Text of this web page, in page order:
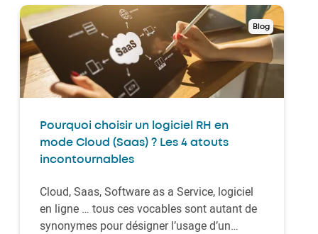
Blog
Pourquoi choisir un logiciel RH en
mode Cloud (Saas) ? Les 4 atouts
incontournables
Cloud, Saas, Software as a Service, logiciel
en ligne … tous ces vocables sont autant de
synonymes pour désigner l’usage d’un